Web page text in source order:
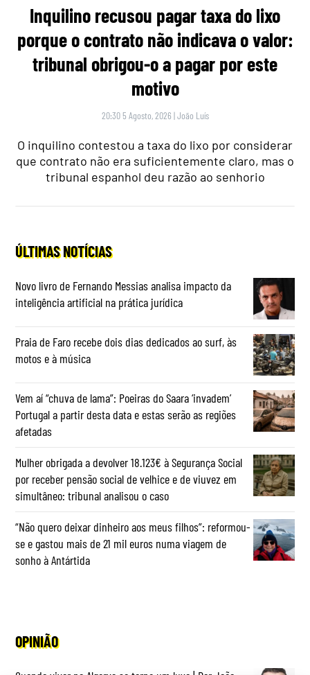
Inquilino recusou pagar taxa do lixo
porque o contrato não indicava o valor:
tribunal obrigou-o a pagar por este
motivo
20:30 5 Agosto, 2026 |João Luís
O inquilino contestou a taxa do lixo por considerar
que contrato não era suficientemente claro, mas o
tribunal espanhol deu razão ao senhorio
ÚLTIMAS NOTÍCIAS
Novo livro de Fernando Messias analisa impacto da
inteligência artificial na prática jurídica
Praia de Faro recebe dois dias dedicados ao surf, às
motos e à música
Vem aí “chuva de lama”: Poeiras do Saara ‘invadem’
Portugal a partir desta data e estas serão as regiões
afetadas
Mulher obrigada a devolver 18.123€ à Segurança Social
por receber pensão social de velhice e de viuvez em
simultâneo: tribunal analisou o caso
“Não quero deixar dinheiro aos meus filhos”: reformou-
se e gastou mais de 21 mil euros numa viagem de
sonho à Antártida
OPINIÃO